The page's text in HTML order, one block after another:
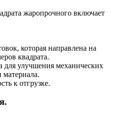
жаропрочного включает
которая направлена на
квадрата.
для улучшения механических
материала.
к отгрузке.